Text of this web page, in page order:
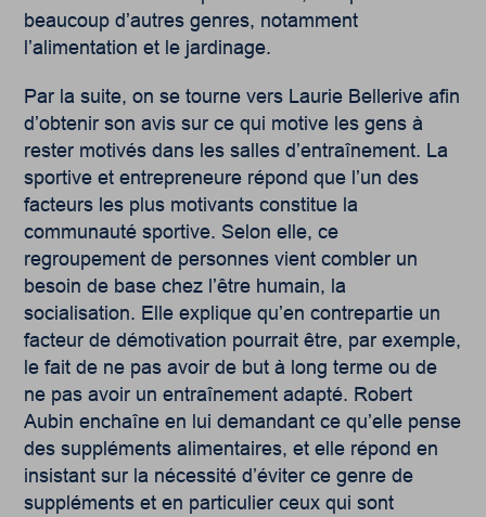
beaucoup d’autres genres, notamment
l’alimentation et le jardinage.
Par la suite, on se tourne vers Laurie Bellerive afin
d’obtenir son avis sur ce qui motive les gens à
rester motivés dans les salles d’entraînement. La
sportive et entrepreneure répond que l’un des
facteurs les plus motivants constitue la
communauté sportive. Selon elle, ce
regroupement de personnes vient combler un
besoin de base chez l’être humain, la
socialisation. Elle explique qu’en contrepartie un
facteur de démotivation pourrait être, par exemple,
le fait de ne pas avoir de but à long terme ou de
ne pas avoir un entraînement adapté. Robert
Aubin enchaîne en lui demandant ce qu’elle pense
des suppléments alimentaires, et elle répond en
insistant sur la nécessité d’éviter ce genre de
suppléments et en particulier ceux qui sont